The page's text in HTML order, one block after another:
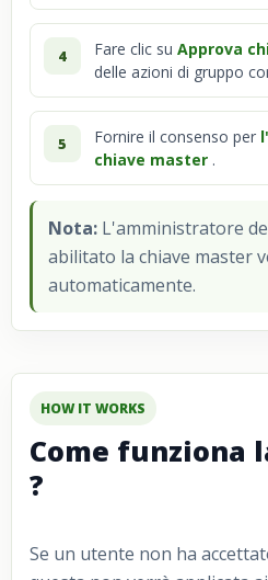
4 Fare clic su Approva
delle azioni di gruppo
5 Fornire il consenso per
chiave master .
Nota: L'amministratore
abilitato la chiave master
automaticamente.
HOW IT WORKS
Come funziona
?
Se un utente non ha